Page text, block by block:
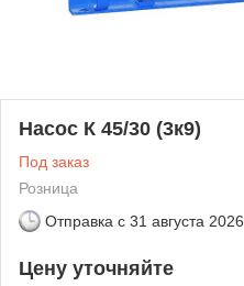
Насос К 45/30 (3к9)
Под заказ
Розница
Отправка с 31 августа 2026
Цену уточняйте